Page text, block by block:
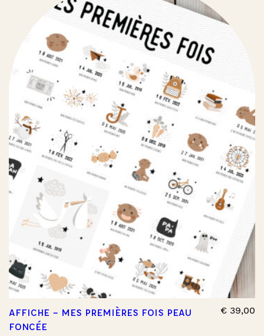
AFFICHE – MES PREMIÈRES FOIS PEAU
FONCÉE
€ 39,00